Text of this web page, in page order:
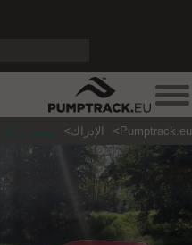
Pumptrack.eu الإدراك بومب تراك